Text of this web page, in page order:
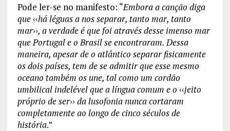
Pode ler-se no manifesto: “Embora a canção diga
que‹‹há léguas a nos separar, tanto mar, tanto
mar››, a verdade é que foi através desse imenso mar
que Portugal e o Brasil se encontraram. Dessa
maneira, apesar de o atlântico separar fisicamente
os dois países, tem de se admitir que esse mesmo
oceano também os une, tal como um cordão
umbilical indelével que a língua comum e o ‹‹jeito
próprio de ser››da lusofonia nunca cortaram
completamente ao longo de cinco séculos de
história.”